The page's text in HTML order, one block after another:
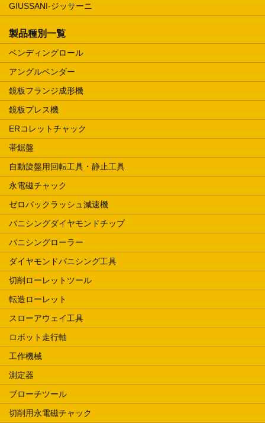
GIUSSANI-ジッサーニ
製品種別一覧
ベンディングロール
アングルベンダー
鏡板フランジ成形機
鏡板プレス機
ERコレットチャック
帯鋸盤
自動旋盤用回転工具・静止工具
永電磁チャック
ゼロバックラッシュ減速機
バニシングダイヤモンドチップ
バニシングローラー
ダイヤモンドバニシング工具
切削ローレットツール
転造ローレット
スローアウェイ工具
ロボット走行軸
工作機械
測定器
ブローチツール
切削用永電磁チャック